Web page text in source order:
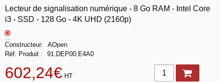
Lecteur de signalisation numérique - 8 Go RAM - Intel Core
i3 - SSD - 128 Go - 4K UHD (2160p)
Constructeur
AOpen
Réf. Produit
91.DEP00.E4A0
602,24€ HT